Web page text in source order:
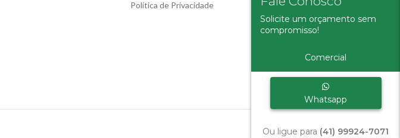
Solicite um orçamento sem
compromisso!
Comercial
Whatsapp
Ou ligue para (41) 99924-7071
Política de Privacidade